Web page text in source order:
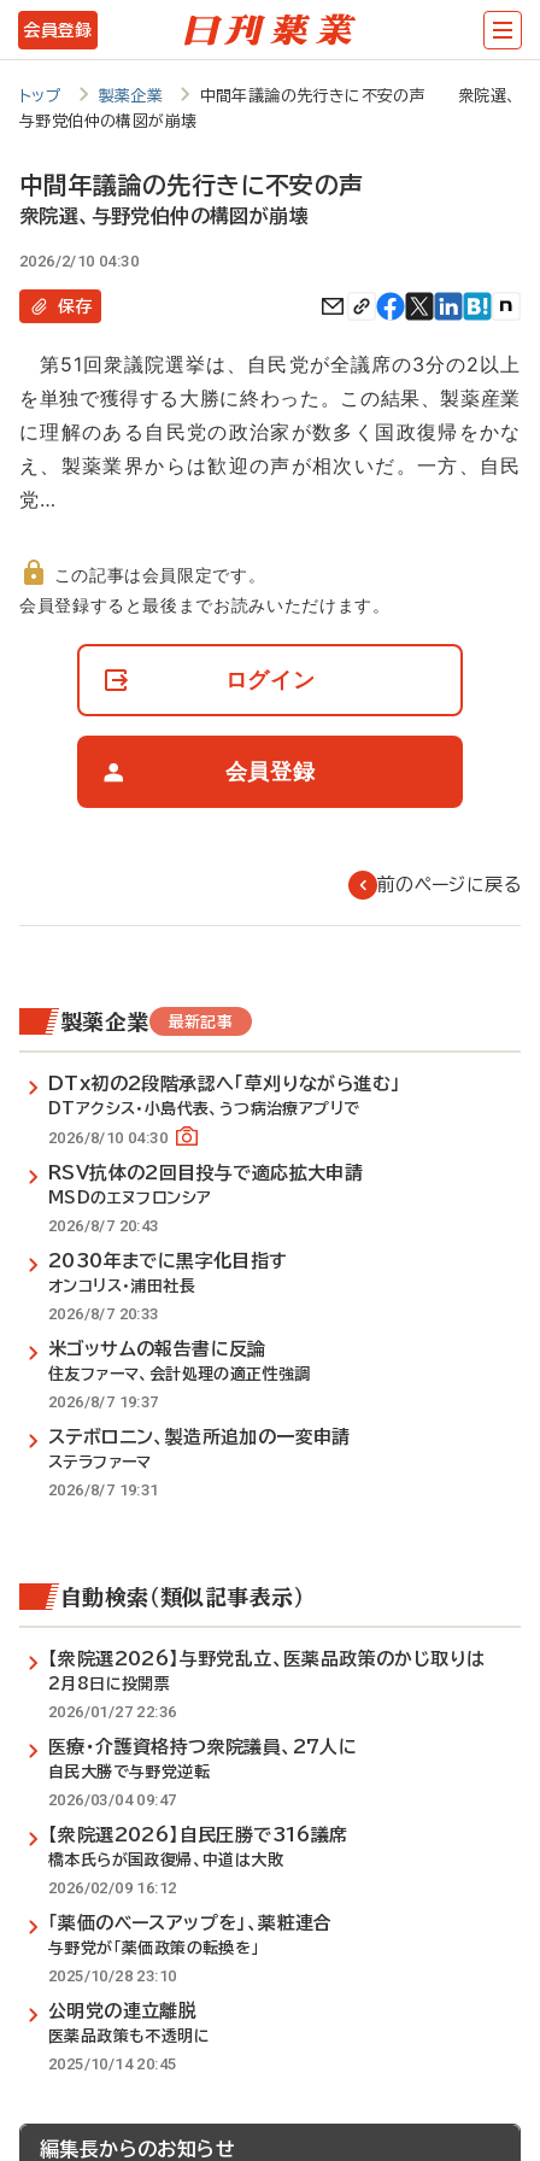
メ
イ
テ
ツ
に
動
会員登録
トップ 製薬企業
中間年議論の先行きに不安の声 衆院選、
与野党伯仲の構図が崩壊
中間年議論の先行きに不安の声
衆院選、与野党伯仲の構図が崩壊
2026/2/10 04:30
保存
第51回衆議院選挙は、自民党が全議席の3分の2以上
を単独で獲得する大勝に終わった。この結果、製薬産業
に理解のある自民党の政治家が数多く国政復帰をかな
え、製薬業界からは歓迎の声が相次いだ。一方、自民
党…
非
この記事は会員限定です。
会員登録すると最後までお読みいただけます。
ログイン
会員登録
前のページに戻る
製薬企業 最新記事
DTx初の2段階承認へ「草刈りながら進む」
DTアクシス・小島代表、うつ病治療アプリで
2026/8/10 04:30
RSV抗体の2回目投与で適応拡大申請
MSDのエヌフロンシア
2026/8/7 20:43
2030年までに黒字化目指す
オンコリス・浦田社長
2026/8/7 20:33
米ゴッサムの報告書に反論
住友ファーマ、会計処理の適正性強調
2026/8/7 19:37
ステボロニン、製造所追加の一変申請
ステラファーマ
2026/8/7 19:31
自動検索（類似記事表示）
【衆院選2026】与野党乱立、医薬品政策のかじ取りは
2月8日に投開票
2026/01/27 22:36
医療・介護資格持つ衆院議員、27人に
自民大勝で与野党逆転
2026/03/04 09:47
【衆院選2026】自民圧勝で316議席
橋本氏らが国政復帰、中道は大敗
2026/02/09 16:12
「薬価のベースアップを」、薬粧連合
与野党が「薬価政策の転換を」
2025/10/28 23:10
公明党の連立離脱
医薬品政策も不透明に
2025/10/14 20:45
編集長からのお知らせ